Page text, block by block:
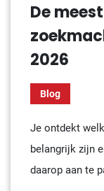
De
2026
Blog
Je ontdekt
belangrijk zijn
daarop aan te